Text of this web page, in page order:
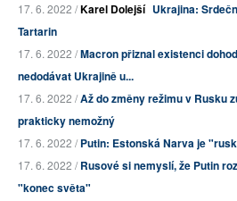
17. 6. 2022 /Karel Dolejší Ukrajina:
Tartarin
17. 6. 2022 /Macron přiznal existenci
nedodávat Ukrajině u...
17. 6. 2022 /Až do změny režimu v Rusku
prakticky nemožný
17. 6. 2022 /Putin: Estonská Narva je
17. 6. 2022 /Rusové si nemyslí, že Putin
"konec světa"